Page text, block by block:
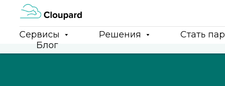
Сервисы Решения Стать
Блог